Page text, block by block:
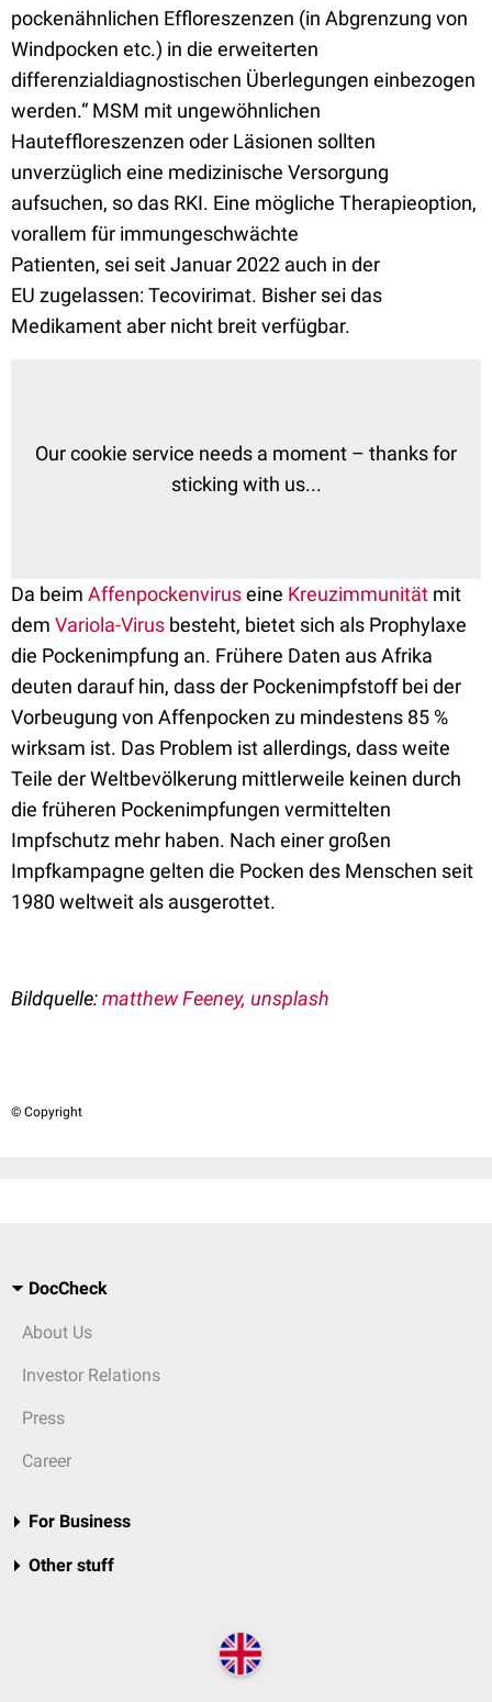
pockenähnlichen Effloreszenzen (in Abgrenzung von
Windpocken etc.) in die erweiterten
differenzialdiagnostischen Überlegungen einbezogen
werden.“ MSM mit ungewöhnlichen
Hauteffloreszenzen oder Läsionen sollten
unverzüglich eine medizinische Versorgung
aufsuchen, so das RKI. Eine mögliche Therapieoption,
vorallem für immungeschwächte
Patienten, sei seit Januar 2022 auch in der
EU zugelassen: Tecovirimat. Bisher sei das
Medikament aber nicht breit verfügbar.
Our cookie service needs a moment – thanks for
sticking with us...
Da beim Affenpockenviruseine Kreuzimmunität mit
dem Variola-Virus besteht, bietet sich als Prophylaxe
die Pockenimpfung an. Frühere Daten aus Afrika
deuten darauf hin, dass der Pockenimpfstoff bei der
Vorbeugung von Affenpocken zu mindestens 85 %
wirksam ist. Das Problem ist allerdings, dassweite
Teile der Weltbevölkerung mittlerweile keinen durch
die früheren Pockenimpfungen vermittelten
Impfschutz mehr haben. Nach einer großen
Impfkampagne gelten die Pocken des Menschen seit
1980 weltweit als ausgerottet.
Bildquelle:matthew Feeney, unsplash
© Copyright
DocCheck
About Us
Investor Relations
Press
Career
For Business
Other stuff